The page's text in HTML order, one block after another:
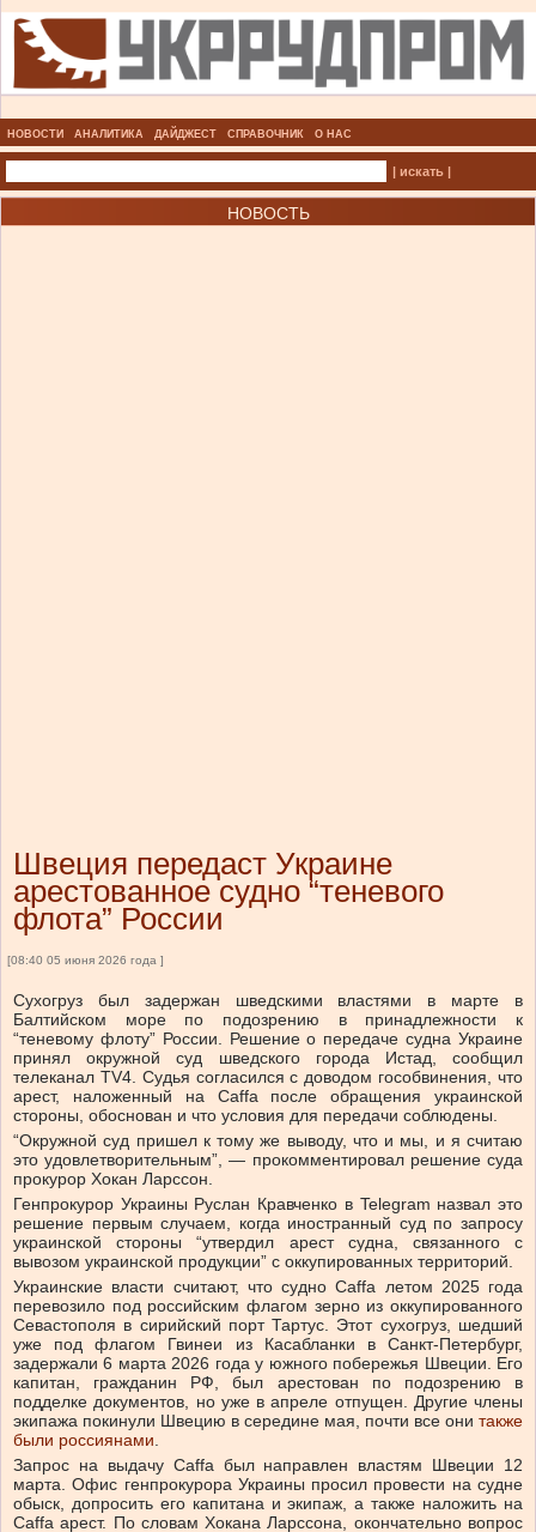
НОВОСТИ АНАЛИТИКА ДАЙДЖЕСТ СПРАВОЧНИК О НАС
| искать |
НОВОСТЬ
Швеция передаст Украине
арестованное судно “теневого
флота” России
[08:40 05 июня 2026 года ]
Сухогруз был задержан шведскими властями в марте в
Балтийском море по подозрению в принадлежности к
“теневому флоту” России. Решение о передаче судна Украине
принял окружной суд шведского города Истад, сообщил
телеканал TV4. Судья согласился с доводом гособвинения, что
арест, наложенный на Caffa после обращения украинской
стороны, обоснован и что условия для передачи соблюдены.
“Окружной суд пришел к тому же выводу, что и мы, и я считаю
это удовлетворительным”, — прокомментировал решение суда
прокурор Хокан Ларссон.
Генпрокурор Украины Руслан Кравченко в Telegram назвал это
решение первым случаем, когда иностранный суд по запросу
украинской стороны “утвердил арест судна, связанного с
вывозом украинской продукции” с оккупированных территорий.
Украинские власти считают, что судно Caffa летом 2025 года
перевозило под российским флагом зерно из оккупированного
Севастополя в сирийский порт Тартус. Этот сухогруз, шедший
уже под флагом Гвинеи из Касабланки в Санкт-Петербург,
задержали 6 марта 2026 года у южного побережья Швеции. Его
капитан, гражданин РФ, был арестован по подозрению в
подделке документов, но уже в апреле отпущен. Другие члены
экипажа покинули Швецию в середине мая, почти все они также
были россиянами.
Запрос на выдачу Caffa был направлен властям Швеции 12
марта. Офис генпрокурора Украины просил провести на судне
обыск, допросить его капитана и экипаж, а также наложить на
Caffa арест. По словам Хокана Ларссона, окончательно вопрос